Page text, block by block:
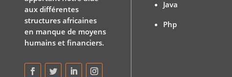
aux différentes
structures africaines
en manque de moyens
humains et financiers.
Java
Php